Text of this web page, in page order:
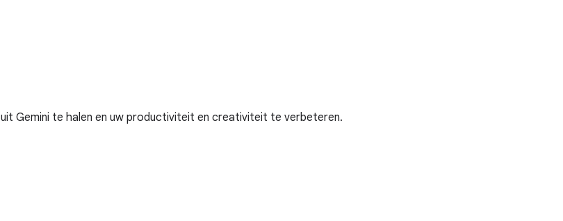
Gemini te halen en uw productiviteit en creativiteit te verbeteren.